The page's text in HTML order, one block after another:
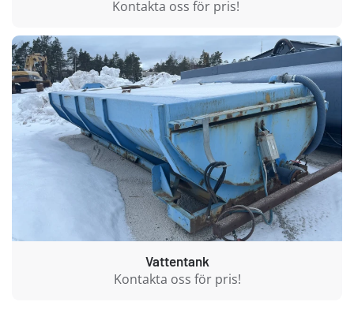
Kontakta oss för pris!
Vattentank
Kontakta oss för pris!